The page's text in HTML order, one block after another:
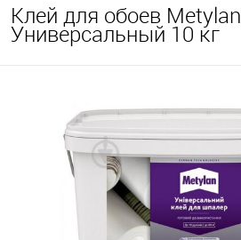
Клей для обоев Metylan
Универсальный 10 кг